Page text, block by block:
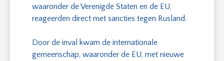
waaronder de Verenigde Staten en de EU,
reageerden direct met sancties tegen Rusland.
Door de inval kwam de internationale
gemeenschap, waaronder de EU, met nieuwe